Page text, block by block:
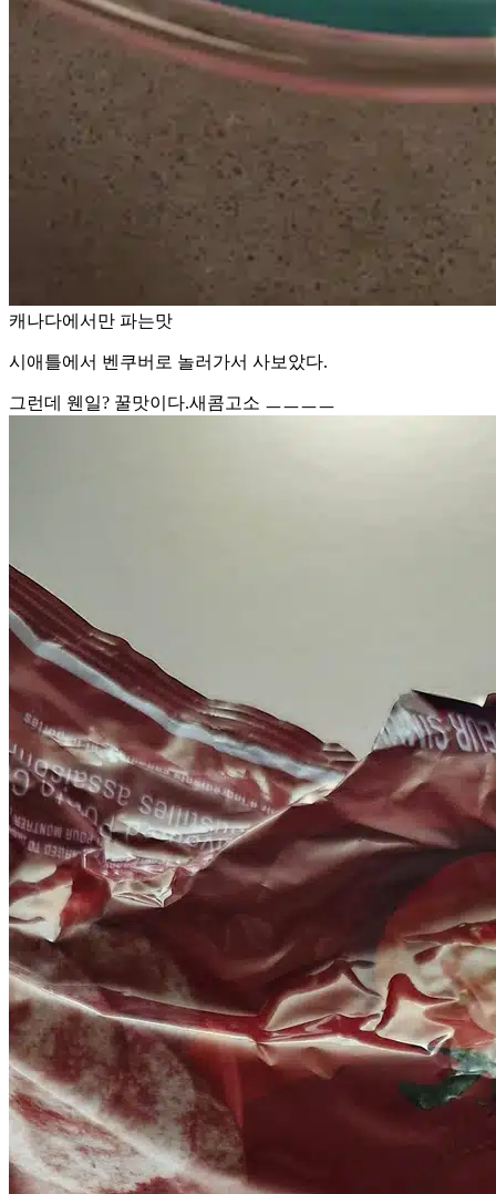
캐나다에서만 파는맛
시애틀에서 벤쿠버로 놀러가서 사보았다.
그런데 웬일? 꿀맛이다.새콤고소 ㅡㅡㅡㅡ